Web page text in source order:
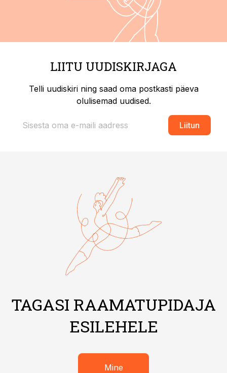
LIITU UUDISKIRJAGA
Telli uudiskiri ning saad oma postkasti päeva
olulisemad uudised.
Liitun
TAGASI RAAMATUPIDAJA
ESILEHELE
Mine